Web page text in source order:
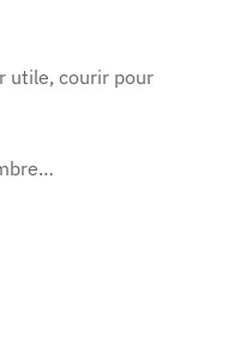
utile, courir pour